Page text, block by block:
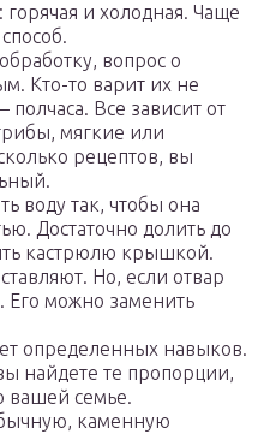
и холодная. Чаще
вопрос о
Кто-то варит их не
Все зависит от
мягкие или
рецептов, вы
воду так, чтобы она
Достаточно долить до
кастрюлю крышкой.
Но, если отвар
Его можно заменить
определенных навыков.
найдете те пропорции,
вашей семье.
каменную